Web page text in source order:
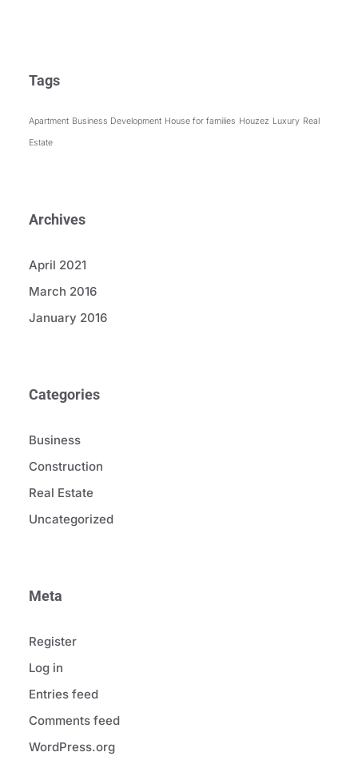
Tags
Apartment Business Development House for families Houzez Luxury Real
Estate
Archives
April 2021
March 2016
January 2016
Categories
Business
Construction
Real Estate
Uncategorized
Meta
Register
Log in
Entries feed
Comments feed
WordPress.org